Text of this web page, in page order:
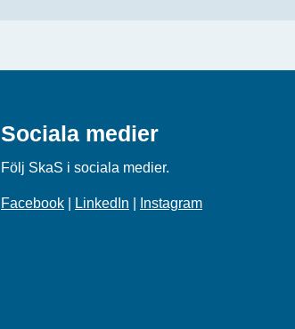
Sociala medier
Följ SkaS i sociala medier.
Facebook LinkedIn Instagram